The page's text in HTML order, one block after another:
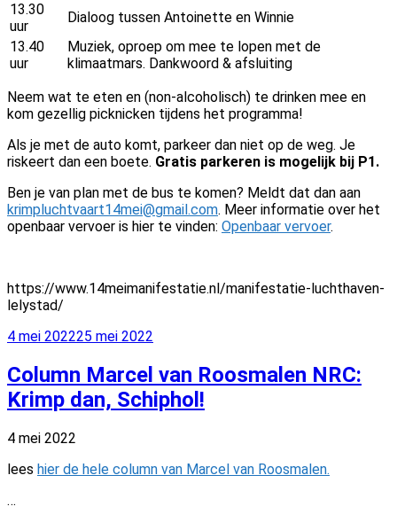
13.30
uur
Dialoog tussen Antoinette en Winnie
13.40
uur
Muziek, oproep om mee te lopen met de
klimaatmars. Dankwoord & afsluiting
Neem wat te eten en (non-alcoholisch) te drinken mee en
kom gezellig picknicken tijdens het programma!
Als je met de auto komt, parkeer dan niet op de weg. Je
riskeert dan een boete. Gratis parkeren is mogelijk bij P1.
Ben je van plan met de bus te komen? Meldt dat dan aan
krimpluchtvaart14mei@gmail.com. Meer informatie over het
openbaar vervoer is hier te vinden: Openbaar vervoer.
https://www.14meimanifestatie.nl/manifestatie-luchthaven-
lelystad/
Geplaatst
4 mei 202225 mei 2022
Column Marcel van Roosmalen NRC:
Krimp dan, Schiphol!
4 mei 2022
lees hier de hele column van Marcel van Roosmalen.
…